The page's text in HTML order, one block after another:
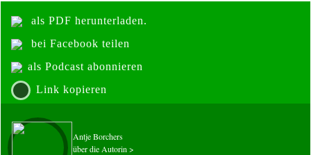
als PDF herunterladen.
bei Facebook teilen
als Podcast abonnieren
Link kopieren
Antje Borchers
über die Autorin >